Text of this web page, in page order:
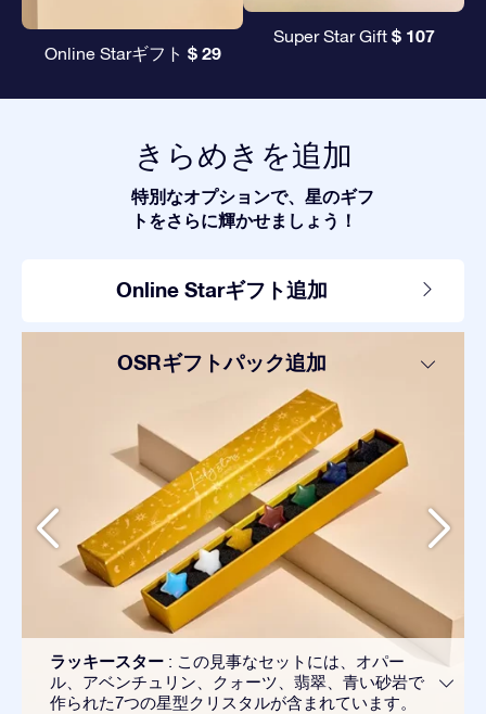
Online Starギフト $ 29
Super Star Gift $ 107
きらめきを追加
特別なオプションで、星のギフ
トをさらに輝かせましょう！
Online Starギフト追加
OSRギフトパック追加
ラッキースター : この見事なセットには、オパー
ル、アベンチュリン、クォーツ、翡翠、青い砂岩で
作られた7つの星型クリスタルが含まれています。